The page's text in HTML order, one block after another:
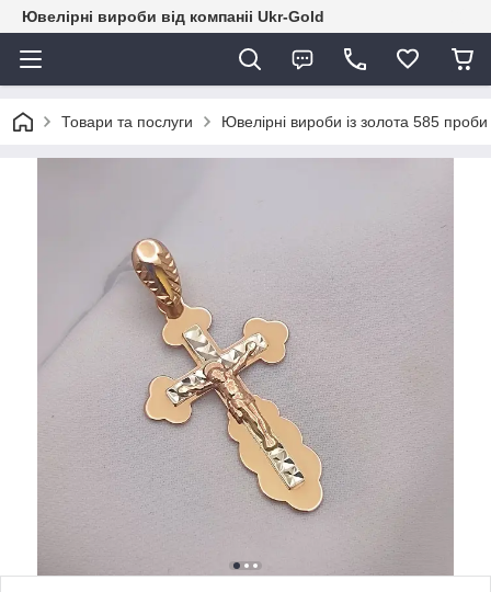
Ювелірні вироби від компаніі Ukr-Gold
Товари та послуги Ювелірні вироби із золота 585 проби